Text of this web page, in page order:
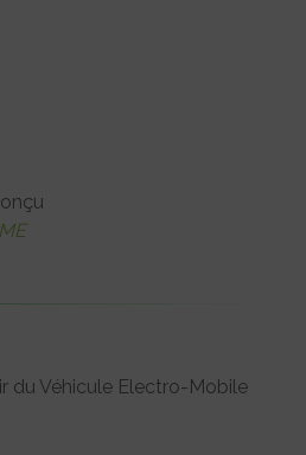
du Véhicule Electro-Mobile